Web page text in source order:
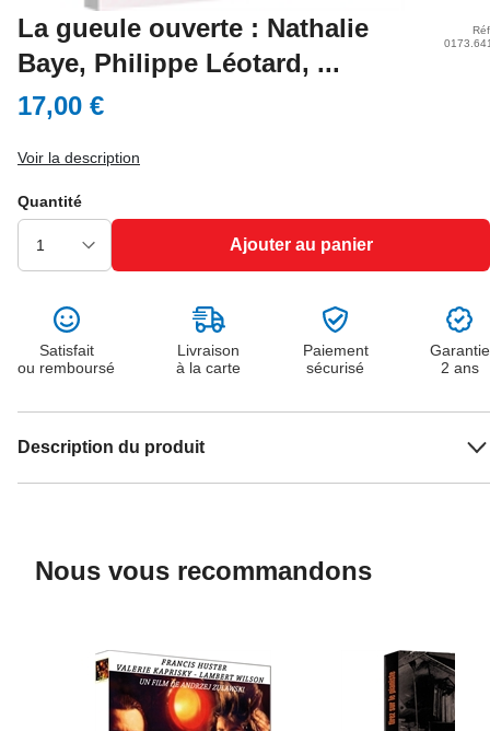
La gueule ouverte : Nathalie
Baye, Philippe Léotard, ...
17,00 €
Voir la description
Quantité
Ajouter au panier
Satisfait
ou remboursé
Livraison
à la carte
Paiement
sécurisé
Garantie
2 ans
Description du produit
Nous vous recommandons